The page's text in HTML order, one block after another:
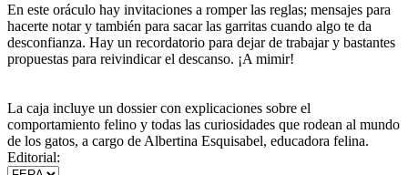
En este oráculo hay invitaciones a romper las reglas; mensajes para
hacerte notar y también para sacar las garritas cuando algo te da
desconfianza. Hay un recordatorio para dejar de trabajar y bastantes
propuestas para reivindicar el descanso. ¡A mimir!
La caja incluye un dossier con explicaciones sobre el
comportamiento felino y todas las curiosidades que rodean al mundo
de los gatos, a cargo de Albertina Esquisabel, educadora felina.
Editorial: